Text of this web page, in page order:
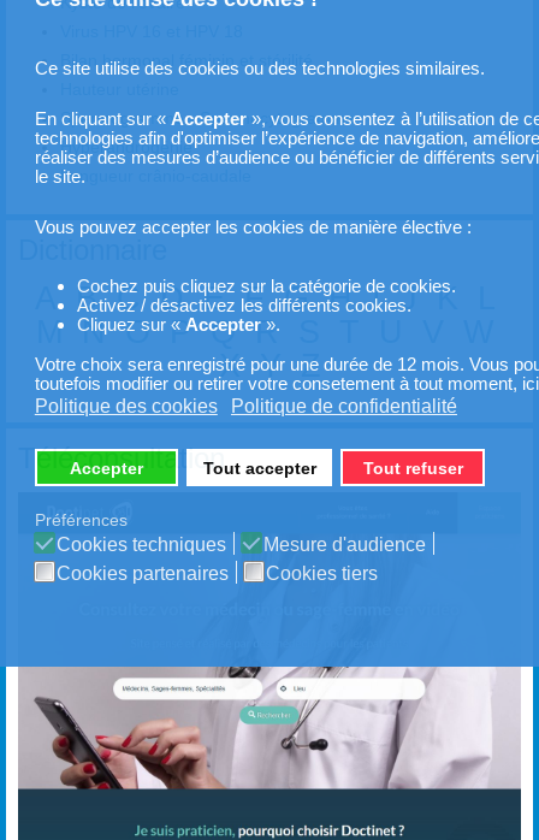
Ce site utilise des cookies ou des technologies similaires.
En cliquant sur « Accepter», vous consentez à l’utilisation de
technologies afin d'optimiser l’expérience de navigation,
réaliser des mesures d’audience ou bénéficier de différents
le site.
Vous pouvez accepter les cookies de manière élective :
Cochez puis cliquez sur la catégorie de cookies.
Activez / désactivez les différents cookies.
Cliquez sur « Accepter».
Votre choix sera enregistré pour une durée de 12 mois. Vous
toutefois modifier ou retirer votre consetement à tout moment,
Politique des cookies Politique de confidentialité
Accepter Tout accepter Tout refuser
Préférences
Cookies techniques
Mesure d'audience
Cookies partenaires
Cookies tiers
Bilan hormonal féminin et stérilité
Spermogramme - Spermocytogramme
Hyperandrogénie
Longueur crânio-caudale
B C D E F G H I J K
M N O P Q R
X Y Z
Téléconsultation